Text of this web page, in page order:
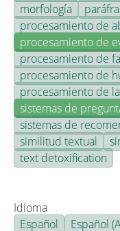
morfología
procesamiento de
procesamiento de
procesamiento de
procesamiento de
procesamiento de
sistemas de
sistemas de
similitud textual
text detoxification
Idioma
Español
Español